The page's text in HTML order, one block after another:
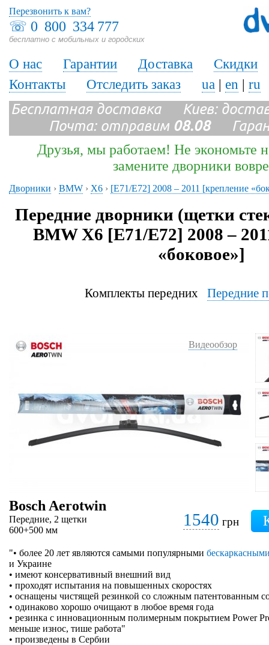
☏ 0 800 334 777
бесплатно с мобильных и городских
Перезвонить к вам?
О нас Гарантии Доставка
Скидки
Контакты
Отследить заказ ua | en | ru
Бесплатная доставка Киев:
Почта: отправим 08.08
Друзья, мы работаем! Не экономьте
замените дворники
Дворники › BMW › X6 › [E71/E72] 2008 – 2011 [крепление
Передние дворники (щетки
BMW X6 [E71/E72] 2008 –
«боковое»]
Комплекты передних Передние
Видеообзор
Bosch Aerotwin
Передние, 2 щетки
600+500 мм
1540 грн
"• более 20 лет являются самыми популярными
и Украине
• имеют консервативный внешний вид
• проходят испытания на повышенных скоростях
• оснащены чистящей резинкой со сложным патентованным
• одинаково хорошо очищают в любое время года
• резинка с инновационным полимерным покрытием Power
меньше износ, тише работа"
• произведены в Сербии